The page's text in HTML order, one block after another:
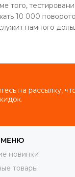
того,
10 000
намного
на рассылку,
МЕНЮ
новинки
товары